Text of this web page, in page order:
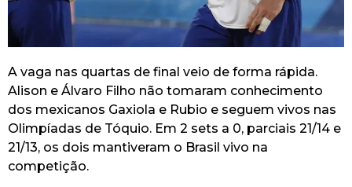
A vaga nas quartas de final veio de forma rápida.
Alison e Álvaro Filho não tomaram conhecimento
dos mexicanos Gaxiola e Rubio e seguem vivos nas
Olimpíadas de Tóquio. Em 2 sets a 0, parciais 21/14 e
21/13, os dois mantiveram o Brasil vivo na
competição.